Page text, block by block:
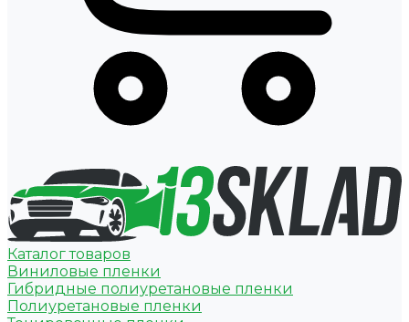
Каталог товаров
Виниловые пленки
Гибридные полиуретановые пленки
Полиуретановые пленки